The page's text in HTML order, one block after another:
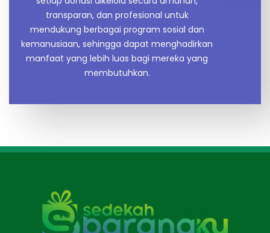
transparan, dan profesional untuk
mendukung berbagai program sosial dan
kemanusiaan, sehingga dapat menghadirkan
manfaat yang lebih luas bagi mereka yang
membutuhkan.